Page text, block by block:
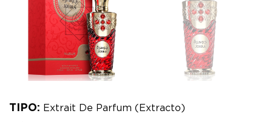
TIPO: Extrait De Parfum (Extracto)